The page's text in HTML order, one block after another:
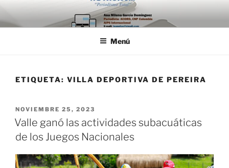
Saltar
al
contenido
Menú
ETIQUETA: VILLA DEPORTIVA DE PEREIRA
PUBLICADO
EL
NOVIEMBRE 25, 2023
Valle ganó las actividades subacuáticas
de los Juegos Nacionales